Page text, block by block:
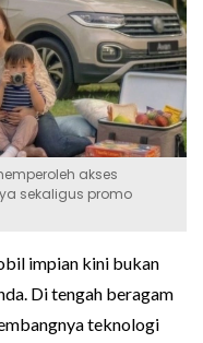
akses
sekaligus promo
impian kini bukan
Di tengah beragam
teknologi